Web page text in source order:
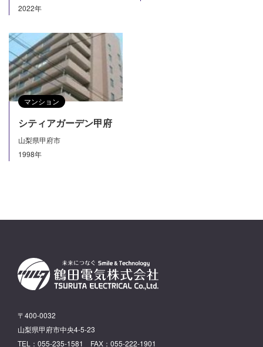
2022年
マンション
シティアガーデン甲府
山梨県甲府市
1998年
〒400-0032
山梨県甲府市中央4-5-23
TEL：055-235-1581 FAX：055-222-1901